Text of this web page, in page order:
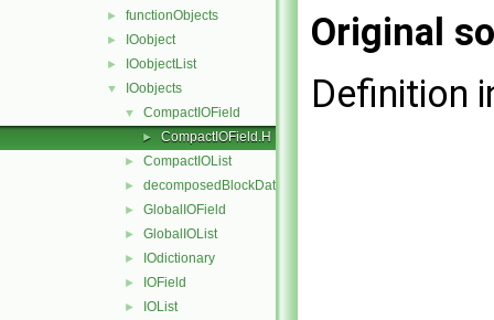
► functionObjects
► IOobject
► IOobjectList
▼ IOobjects
▼ CompactIOField
► CompactIOField.H
► CompactIOList
► decomposedBlockData
► GlobalIOField
► GlobalIOList
► IOdictionary
► IOField
► IOList
Original
Definition